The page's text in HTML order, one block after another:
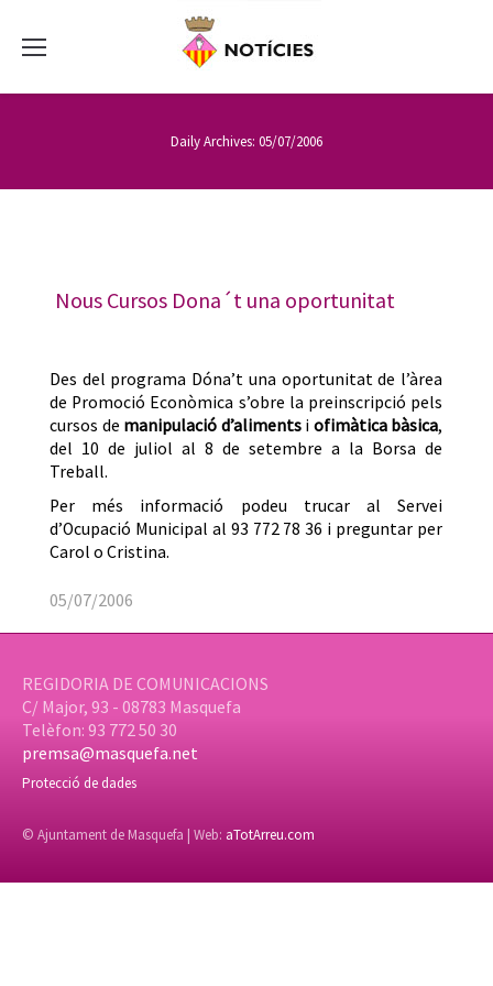
Daily Archives: 05/07/2006
Nous Cursos Dona´t una oportunitat
Des del programa Dóna’t una oportunitat de l’àrea
de Promoció Econòmica s’obre la preinscripció pels
cursos de manipulació d’alimentsi ofimàtica bàsica,
del 10 de juliol al 8 de setembre a la Borsa de
Treball.
Per més informació podeu trucar al Servei
d’Ocupació Municipal al 93 772 78 36 i preguntar per
Carol o Cristina.
05/07/2006
REGIDORIA DE COMUNICACIONS
C/ Major, 93 - 08783 Masquefa
Telèfon: 93 772 50 30
premsa@masquefa.net
Protecció de dades
© Ajuntament de Masquefa | Web: aTotArreu.com